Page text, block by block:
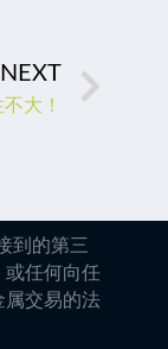
NEXT
大！
到的第三
或任何向任
属交易的法